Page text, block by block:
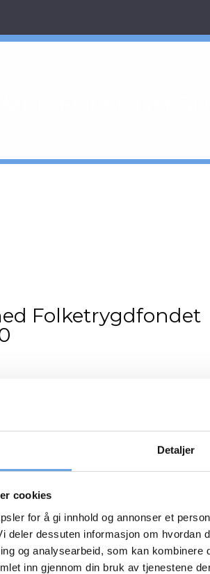
Detaljer
cookies
for å gi innhold og annonser et
deler dessuten informasjon om hvordan
og analysearbeid, som kan
inn gjennom din bruk av tjenestene
Folketrygdfondet